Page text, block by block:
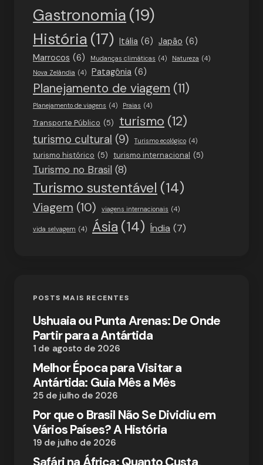
Gastronomia (19)
História (17) Itália (6) Japão (6)
Marrocos (6) Mudanças climáticas (4) Natureza (4)
Nova Zelândia (4) Patagônia (6)
Planejamento de viagem (11)
Planejamento de viagens (4) Praias (4)
Transporte Público (5) turismo (12)
turismo cultural (9) Turismo ecológico (4)
turismo histórico (5) turismo internacional (5)
Turismo no Brasil (8)
Turismo sustentável (14)
Viagem (10) viagens internacionais (4)
vida selvagem (4) Ásia (14) Índia (7)
POSTS MAIS RECENTES
Ushuaia ou Punta Arenas: De Onde
Partir para a Antártida
1 de agosto de 2026
Melhor Época para Visitar a
Antártida: Guia Mês a Mês
25 de julho de 2026
Por que o Brasil Não Se Dividiu em
Vários Países? A História
19 de julho de 2026